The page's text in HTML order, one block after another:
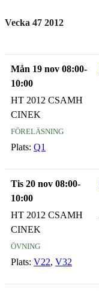
Vecka 47 2012
Mån 19 nov 08:00-
10:00
HT 2012 CSAMH
CINEK
föreläsning
Plats: Q1
Tis 20 nov 08:00-
10:00
HT 2012 CSAMH
CINEK
övning
Plats: V22, V32